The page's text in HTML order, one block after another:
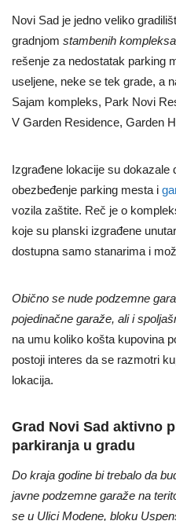
Novi Sad je jedno veliko
gradnjom stambenih kompleksa
rešenje za nedostatak parking
useljene, neke se tek grade, a
Sajam kompleks, Park Novi
V Garden Residence, Garden
Izgrađene lokacije su dokazale
obezbeđenje parking mesta i
vozila zaštite. Reč je o
koje su planski izgrađene
dostupna samo stanarima i
Obično se nude podzemne
pojedinačne garaže, ali i
na umu koliko košta kupovina
postoji interes da se razmotri
lokacija.
Grad Novi Sad aktivno
parkiranja u gradu
Do kraja godine bi trebalo da
javne podzemne garaže na
se u Ulici Modene, bloku